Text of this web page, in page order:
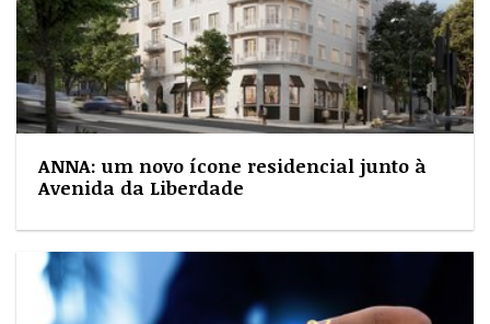
ANNA: um novo ícone residencial junto à
Avenida da Liberdade